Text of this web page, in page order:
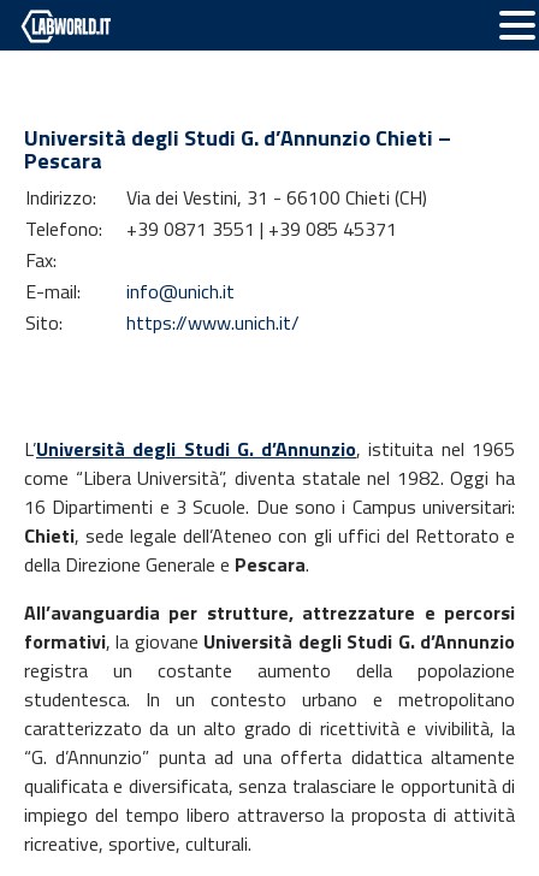
Università degli Studi G. d’Annunzio Chieti –
Pescara
Indirizzo:
Via dei Vestini, 31 - 66100 Chieti (CH)
Telefono:
+39 0871 3551 | +39 085 45371
Fax:
E-mail:
info@unich.it
Sito:
https://www.unich.it/
L’Università degli Studi G. d’Annunzio, istituita nel 1965
come “Libera Università”, diventa statale nel 1982. Oggi ha
16 Dipartimenti e 3 Scuole. Due sono i Campus universitari:
Chieti, sede legale dell’Ateneo con gli uffici del Rettorato e
della Direzione Generale e Pescara.
All’avanguardia per strutture, attrezzature e percorsi
formativi, la giovane Università degli Studi G. d’Annunzio
registra un costante aumento della popolazione
studentesca. In un contesto urbano e metropolitano
caratterizzato da un alto grado di ricettività e vivibilità, la
“G. d’Annunzio” punta ad una offerta didattica altamente
qualificata e diversificata, senza tralasciare le opportunità di
impiego del tempo libero attraverso la proposta di attività
ricreative, sportive, culturali.